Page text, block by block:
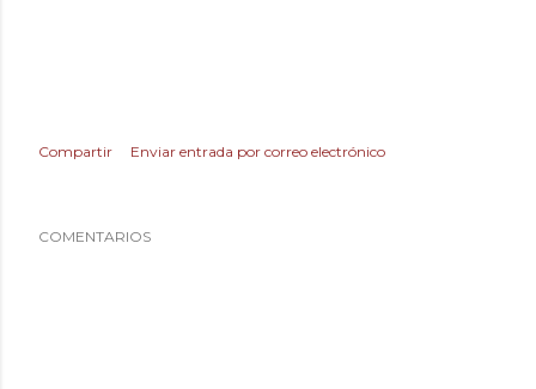
Compartir Enviar entrada por correo electrónico
COMENTARIOS